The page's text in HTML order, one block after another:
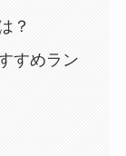
？
すめラン